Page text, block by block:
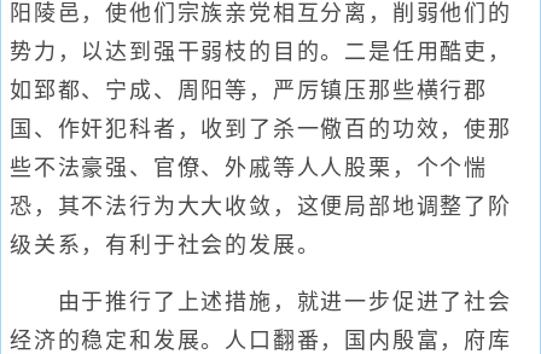
阳陵邑，使他们宗族亲党相互分离，削弱他们的
势力，以达到强干弱枝的目的。二是任用酷吏，
如郅都、宁成、周阳等，严厉镇压那些横行郡
国、作奸犯科者，收到了杀一儆百的功效，使那
些不法豪强、官僚、外戚等人人股栗，个个惴
恐，其不法行为大大收敛，这便局部地调整了阶
级关系，有利于社会的发展。
由于推行了上述措施，就进一步促进了社会
经济的稳定和发展。人口翻番，国内殷富，府库